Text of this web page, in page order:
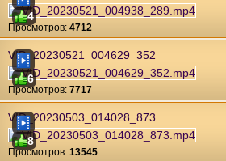
4
Проcмотров: 4712
VID_20230521_004629_352
6
Проcмотров: 7717
VID_20230503_014028_873
8
Проcмотров: 13545